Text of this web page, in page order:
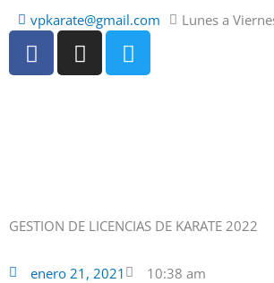
al
contenido
vpkarate@gmail.com Lunes a
F
a
c
-
I
n
s
m
T
w
i
GESTION DE LICENCIAS DE KARATE 2022
enero 21, 2021 10:38 am